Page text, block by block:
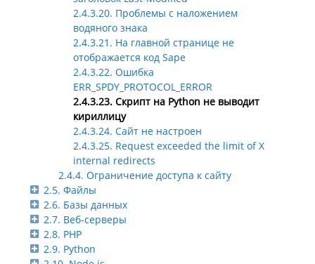
2.4.3.20. Проблемы с наложением
водяного знака
2.4.3.21. На главной странице не
отображается код Sape
2.4.3.22. Ошибка
ERR_SPDY_PROTOCOL_ERROR
2.4.3.23. Скрипт на Python не выводит
кириллицу
2.4.3.24. Сайт не настроен
2.4.3.25. Request exceeded the limit of X
internal redirects
2.4.4. Ограничение доступа к сайту
2.5. Файлы
2.6. Базы данных
2.7. Веб-серверы
2.8. PHP
2.9. Python